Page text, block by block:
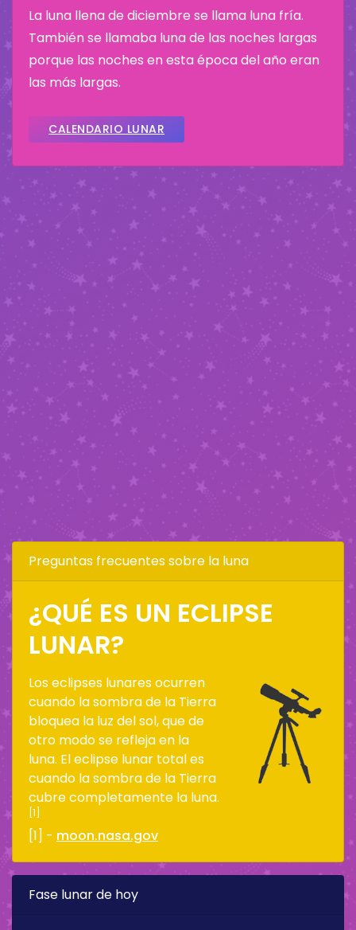
La luna llena de diciembre se llama luna fría.
También se llamaba luna de las noches largas
porque las noches en esta época del año eran
las más largas.
CALENDARIO LUNAR
Preguntas frecuentes sobre la luna
¿QUÉ ES UN ECLIPSE
LUNAR?
Los eclipses lunares ocurren
cuando la sombra de la Tierra
bloquea la luz del sol, que de
otro modo se refleja en la
luna. El eclipse lunar total es
cuando la sombra de la Tierra
cubre completamente la luna.
[1]
[1] - moon.nasa.gov
Fase lunar de hoy